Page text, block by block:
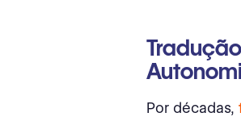
Por décadas,